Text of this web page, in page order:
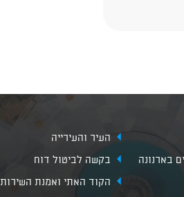
העיר והעירייה
בארנונה
בקשה לביטול דוח
הקוד האתי ואמנת השירות